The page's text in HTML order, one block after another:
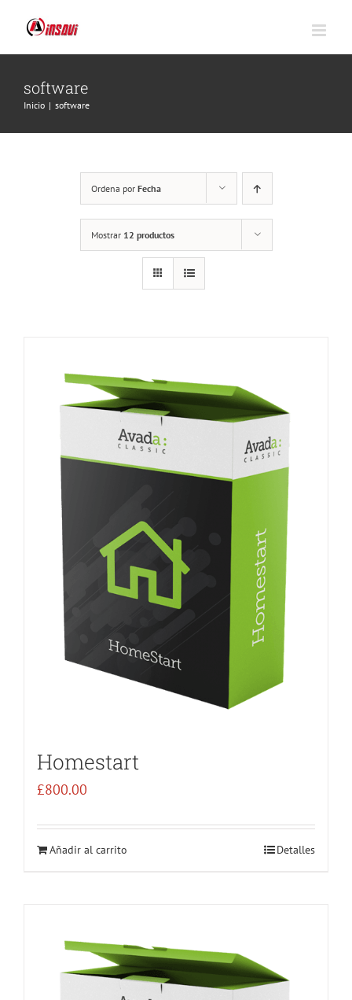
contenido
software
Inicio | software
Ordena por Fecha
Mostrar 12 productos
Homestart
£800.00
Añadir al carrito Detalles